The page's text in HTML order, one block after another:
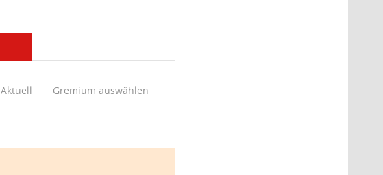
Aktuell Gremium auswählen